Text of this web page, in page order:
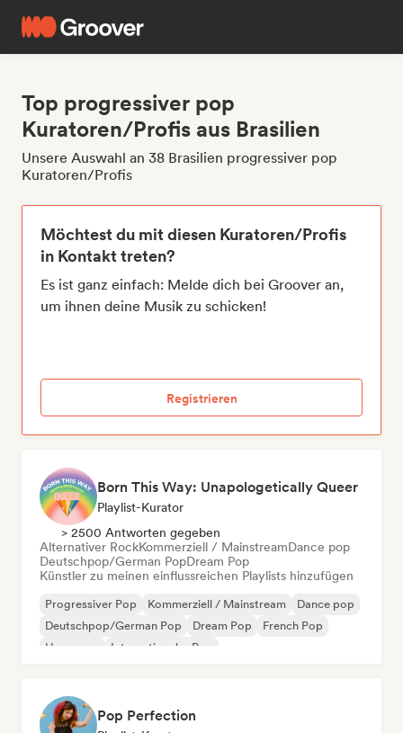
Top progressiver pop
Kuratoren/Profis aus Brasilien
Unsere Auswahl an 38 Brasilien progressiver pop
Kuratoren/Profis
Möchtest du mit diesen Kuratoren/Profis
in Kontakt treten?
Es ist ganz einfach: Melde dich bei Groover an,
um ihnen deine Musik zu schicken!
Registrieren
Born This Way: Unapologetically Queer
Playlist-Kurator
> 2500 Antworten gegeben
Alternativer RockKommerziell / MainstreamDance pop
Deutschpop/German PopDream Pop
Künstler zu meinen einflussreichen Playlists hinzufügen
Progressiver Pop Kommerziell / Mainstream
Dance pop
Deutschpop/German Pop
Dream Pop
French Pop
Hyperpop
Internationaler Pop
Pop Perfection